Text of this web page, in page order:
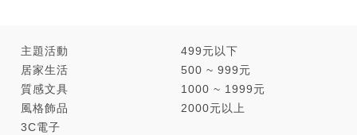
主題活動
居家生活
質感文具
風格飾品
3C電子
499元以下
500 ~ 999元
1000 ~ 1999元
2000元以上